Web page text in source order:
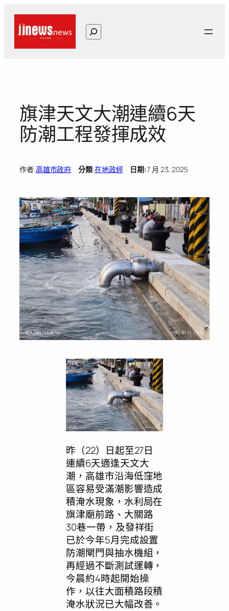
搜
尋
旗津天文大潮連續6天
防潮工程發揮成效
作者:高雄市政府 分類:在地政經日期:7 月 23, 2025
昨（22）日起至27日
連續6天適逢天文大
潮，高雄市沿海低窪地
區容易受滿潮影響造成
積淹水現象，水利局在
旗津廟前路、大關路
30巷一帶，及發祥街
已於今年5月完成設置
防潮閘門與抽水機組，
再經過不斷測試運轉，
今晨約4時起開始操
作，以往大面積路段積
淹水狀況已大幅改善。